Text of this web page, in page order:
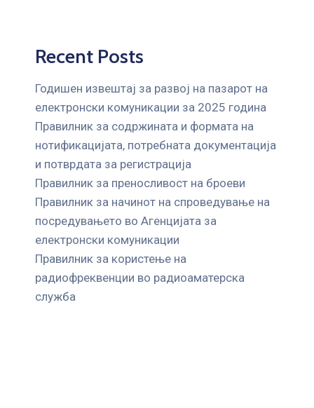
Recent Posts
Годишен извештај за развој на пазарот на
електронски комуникации за 2025 година
Правилник за содржината и формата на
нотификацијата, потребната документација
и потврдата за регистрација
Правилник за преносливост на броеви
Правилник за начинот на спроведување на
посредувањето во Агенцијата за
електронски комуникации
Правилник за користење на
радиофреквенции во радиоаматерска
служба